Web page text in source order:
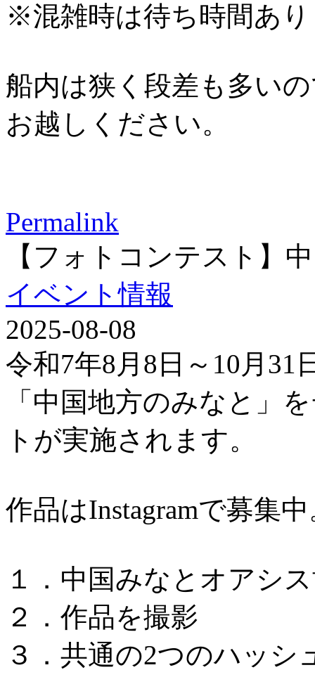
※混雑時は待ち時間あり
船内は狭く段差も多い
お越しください。
Permalink
【フォトコンテスト】
イベント情報
2025-08-08
令和7年8月8日～10月31
「中国地方のみなと」
トが実施されます。
作品はInstagramで募集
１．中国みなとオアシ
２．作品を撮影
３．共通の2つのハッシ